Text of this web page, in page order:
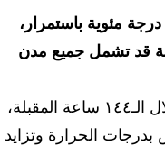
تشير خرائط الطقس، الى استمرار تسجيل انخفاض تدريجي بدرجات الحرارة بواقع 1 الى 2 درجة مئوية باستمرار،
قد تشمل جميع مدن
وبحسب البيانات فإن النماذج الجوية تشير الى منخفض جوي عميق يتمركز غرب المنطقة خلال الـ١٤٤ ساعة المقبلة،
بدرجات الحرارة وتزايد